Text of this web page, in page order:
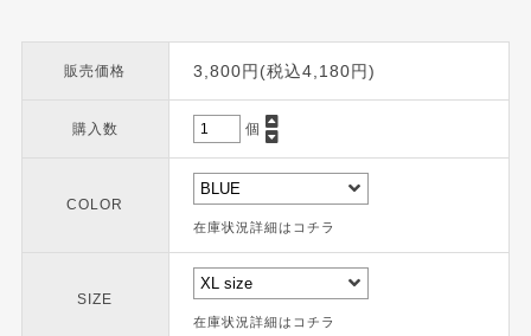
販売価格 3,800円(税込4,180円)
購入数 個
COLOR
在庫状況詳細はコチラ
SIZE
在庫状況詳細はコチラ